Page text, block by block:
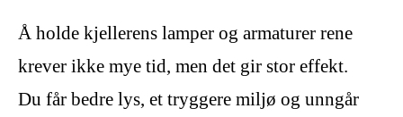
Å holde kjellerens lamper og armaturer rene
krever ikke mye tid, men det gir stor effekt.
Du får bedre lys, et tryggere miljø og unngår